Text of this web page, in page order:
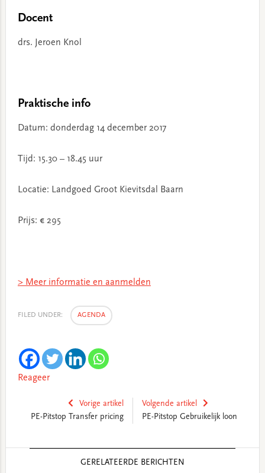
Docent
drs. Jeroen Knol
Praktische info
Datum: donderdag 14 december 2017
Tijd: 15.30 – 18.45 uur
Locatie: Landgoed Groot Kievitsdal Baarn
Prijs: € 295
> Meer informatie en aanmelden
FILED UNDER: AGENDA
Reageer
Vorige artikel
PE-Pitstop Transfer pricing
Volgende artikel
PE-Pitstop Gebruikelijk loon
GERELATEERDE BERICHTEN